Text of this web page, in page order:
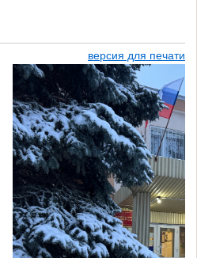
версия для печати